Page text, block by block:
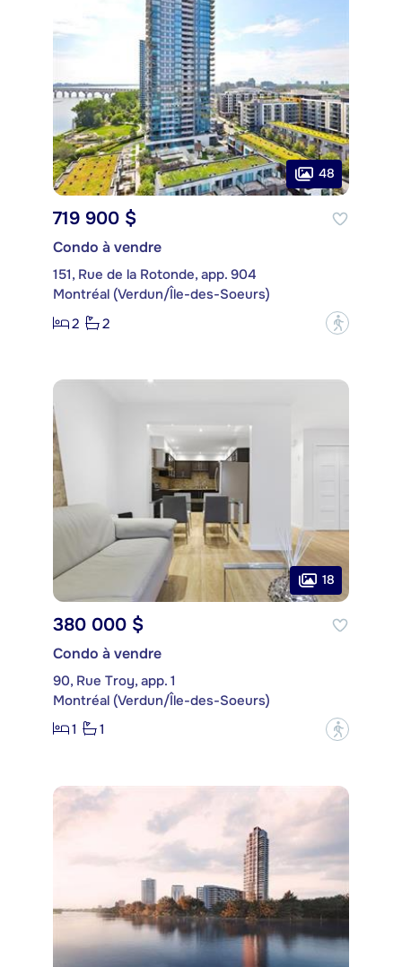
48
719 900 $
Condo à vendre
151, Rue de la Rotonde, app. 904
Montréal (Verdun/Île-des-Soeurs)
2
2 ?
18
380 000 $
Condo à vendre
90, Rue Troy, app. 1
Montréal (Verdun/Île-des-Soeurs)
1
1 ?